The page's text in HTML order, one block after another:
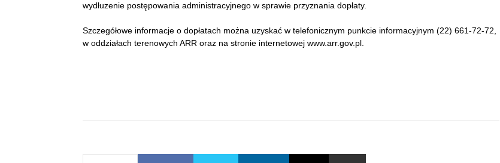
wydłuzenie postępowania administracyjnego w sprawie przyznania dopłaty.
Szczegółowe informacje o dopłatach można uzyskać w telefonicznym punkcie informacyjnym (22) 661-72-72,
w oddziałach terenowych ARR oraz na stronie internetowej www.arr.gov.pl.